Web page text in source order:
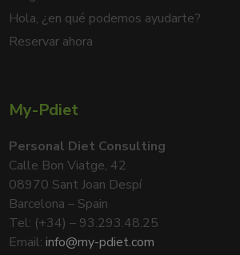
Hola, ¿en qué podemos ayudarte?
Reservar ahora
My-Pdiet
Personal Diet Consulting
Calle Bon Viatge, 42
08970 Sant Joan Despí
Barcelona – Spain
Tel: (+34) – 93.293.48.25
Email:info@my-pdiet.com